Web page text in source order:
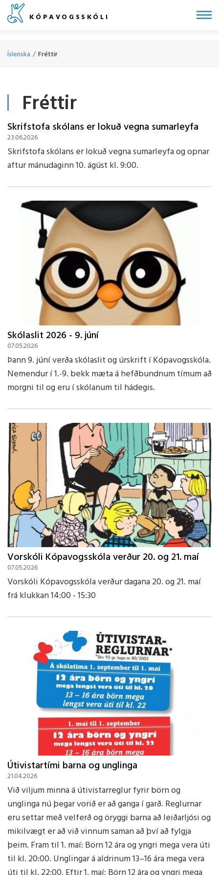
Fara
í
KÓPAVOGSSKÓLI
Íslenska / Fréttir
Fréttir
Skrifstofa skólans er lokuð vegna sumarleyfa
23.06.2026
Skrifstofa skólans er lokuð vegna sumarleyfa og opnar
aftur mánudaginn 10. ágúst kl. 9:00.
Skólaslit 2026 - 9. júní
07.05.2026
Þann 9. júní verða skólaslit og úrskrift í Kópavogsskóla.
Nemendur í 1.-9. bekk mæta á hefðbundnum tímum að
morgni til og eru í skólanum til hádegis.
Vorskóli Kópavogsskóla verður 20. og 21. maí
07.05.2026
Vorskóli Kópavogsskóla verður dagana 20. og 21. maí
frá klukkan 14:00 - 15:30
Útivistartími barna og unglinga
21.04.2026
Við viljum minna á útivistarreglur fyrir börn og
unglinga nú þegar vorið er að ganga í garð. Reglurnar
eru settar með velferð og öryggi barna að leiðarljósi og
mikilvægt er að við vinnum saman að því að fylgja
þeim. Fram til 1. maí: Börn 12 ára og yngri mega vera úti
til kl. 20:00. Unglingar á aldrinum 13–16 ára mega vera